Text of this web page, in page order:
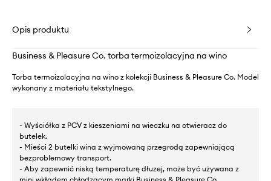
Opis produktu
Business & Pleasure Co. torba termoizolacyjna na wino
Torba termoizolacyjna na wino z kolekcji Business & Pleasure Co. Model
wykonany z materiału tekstylnego.
- Wyściółka z PCV z kieszeniami na wieczku na otwieracz do
butelek.
- Mieści 2 butelki wina z wyjmowaną przegrodą zapewniającą
bezproblemowy transport.
- Aby zapewnić niską temperaturę dłuzej, może być używana z